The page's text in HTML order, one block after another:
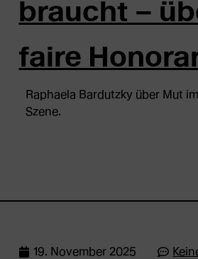
braucht –
faire
Raphaela Bardutzky über Mut
Szene.
19. November 2025